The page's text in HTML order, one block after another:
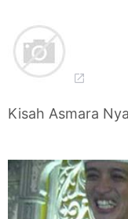
Kisah Asmara